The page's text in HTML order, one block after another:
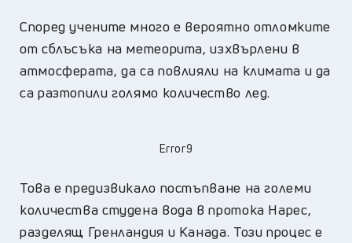
Според учените много е вероятно отломките
от сблъсъка на метеорита, изхвърлени в
атмосферата, да са повлияли на климата и да
са разтопили голямо количество лед.
Error9
Това е предизвикало постъпване на големи
количества студена вода в протока Нарес,
разделящ Гренландия и Канада. Този процес е